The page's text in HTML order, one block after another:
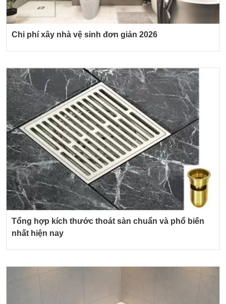
Chi phí xây nhà vệ sinh đơn giản 2026
Tổng hợp kích thước thoát sàn chuẩn và phổ biến
nhất hiện nay